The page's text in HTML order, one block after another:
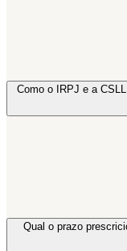
Como o IRPJ e a
Qual o prazo